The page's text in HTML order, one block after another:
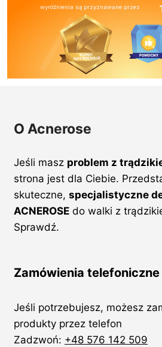
wyróżnienia są przyznawane przez
O Acnerose
Jeśli masz problem z
strona jest dla Ciebie.
skuteczne,specjalistyczne
ACNEROSE do walki z
Sprawdź.
Zamówienia telefoniczne
Jeśli potrzebujesz, możesz
produkty przez telefon
Zadzwoń: +48 576 142 509